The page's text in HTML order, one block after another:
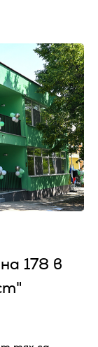
178 в